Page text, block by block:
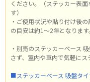
ください。（ステッカー表
す）
・ご使用状況や貼り付け後
の目安は約1～2年となりま
・別売のステッカーベース
さず、室内や車内で気軽にス
■ステッカーベース 吸盤タイ